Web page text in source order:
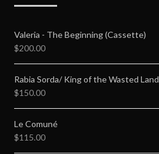
Valeria - The Beginning (Cassette)
$200.00
Rabia Sorda/ King of the Wasted Land
$150.00
Le Comuné
$115.00